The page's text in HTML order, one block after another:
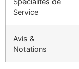
Service
Avis &
Notations